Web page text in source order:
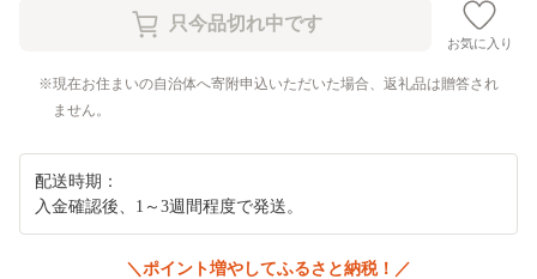
お気に入り
現在お住まいの自治体へ寄附申込いただいた場合、返礼品は贈答され
ません。
配送時期：
入金確認後、1～3週間程度で発送。
＼ポイント増やしてふるさと納税！／